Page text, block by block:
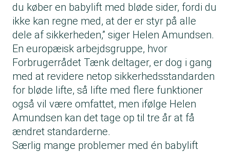
du køber en babylift med bløde sider, fordi du
ikke kan regne med, at der er styr på alle
dele af sikkerheden,” siger Helen Amundsen.
En europæisk arbejdsgruppe, hvor
Forbrugerrådet Tænk deltager, er dog i gang
med at revidere netop sikkerhedsstandarden
for bløde lifte, så lifte med flere funktioner
også vil være omfattet, men ifølge Helen
Amundsen kan det tage op til tre år at få
ændret standarderne.
Særlig mange problemer med én babylift